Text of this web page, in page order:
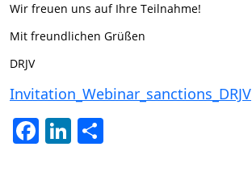
Wir freuen uns auf Ihre Teilnahme!
Mit freundlichen Grüßen
DRJV
Invitation_Webinar_sanctions_DRJV
FacebookLinkedIn